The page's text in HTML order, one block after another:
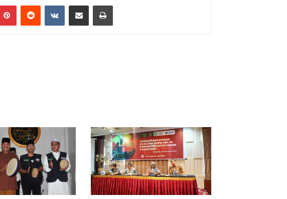
PinterestReddit VKontakteShare via Email Print